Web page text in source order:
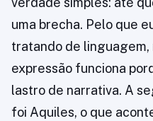
uma brecha. Pelo que
tratando de linguagem,
expressão funciona
lastro de narrativa. A
foi Aquiles, o que